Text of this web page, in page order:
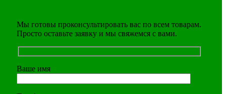
Мы готовы проконсультировать вас по всем товарам.
Просто оставьте заявку и мы свяжемся с вами.
Ваше имя